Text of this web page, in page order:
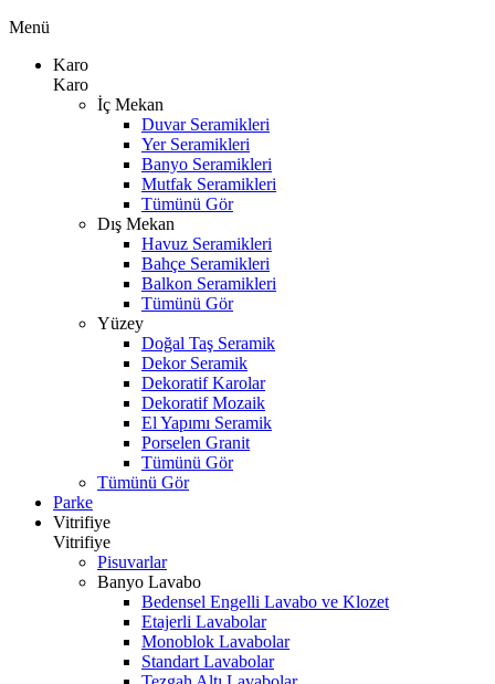
Menü
Karo
Karo
İç Mekan
Duvar Seramikleri
Yer Seramikleri
Banyo Seramikleri
Mutfak Seramikleri
Tümünü Gör
Dış Mekan
Havuz Seramikleri
Bahçe Seramikleri
Balkon Seramikleri
Tümünü Gör
Yüzey
Doğal Taş Seramik
Dekor Seramik
Dekoratif Karolar
Dekoratif Mozaik
El Yapımı Seramik
Porselen Granit
Tümünü Gör
Tümünü Gör
Parke
Vitrifiye
Vitrifiye
Pisuvarlar
Banyo Lavabo
Bedensel Engelli Lavabo ve Klozet
Etajerli Lavabolar
Monoblok Lavabolar
Standart Lavabolar